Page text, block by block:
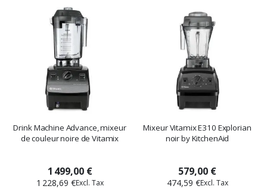
Drink Machine Advance, mixeur
de couleur noire de Vitamix
1 499,00 €
1 228,69 €
Mixeur Vitamix E310 Explorian
noir by KitchenAid
579,00 €
474,59 €